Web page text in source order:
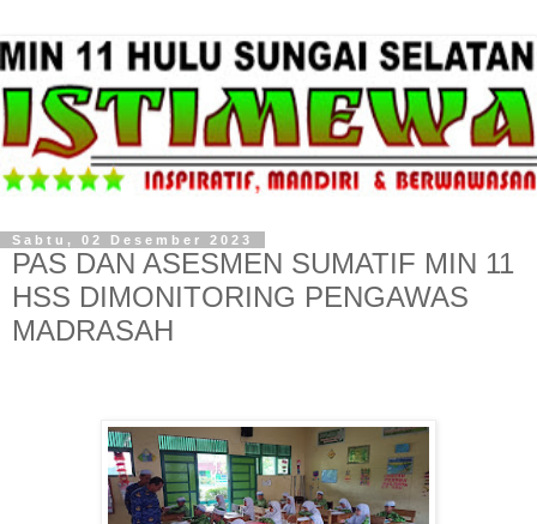
Sabtu, 02 Desember 2023
PAS DAN ASESMEN SUMATIF MIN 11
HSS DIMONITORING PENGAWAS
MADRASAH